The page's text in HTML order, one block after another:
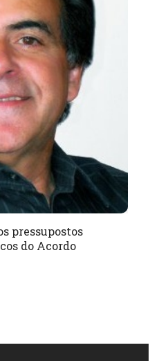
pressupostos
do Acordo